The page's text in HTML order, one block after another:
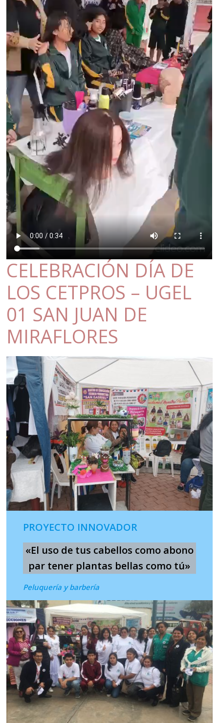
CELEBRACIÓN DÍA DE
LOS CETPROS – UGEL
01 SAN JUAN DE
MIRAFLORES
PROYECTO INNOVADOR
«El uso de tus cabellos como abono
par tener plantas bellas como tú»
Peluquería y barbería